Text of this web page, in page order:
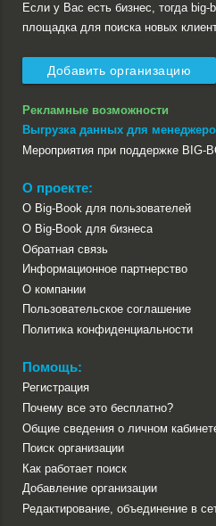
Если у Вас есть бизнес, тогда
площадка для поиска новых
Добавить организацию
Рекламные возможности
Выгрузка данных для
Мероприятия при поддержке BIG-
О проекте:
О Big-Book для пользователей
О Big-Book для бизнеса
Обратная связь
Информационное партнерство
О компании
Пользовательское соглашение
Политика конфиденциальности
Помощь:
Регистрация
Почему все это бесплатно?
Общие сведения о личном
Поиск организации
Как работает поиск
Добавление организации
Редактирование, объединение в